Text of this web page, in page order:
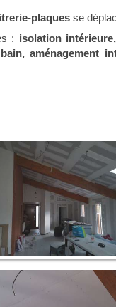
plaques se
: isolation
aménagement